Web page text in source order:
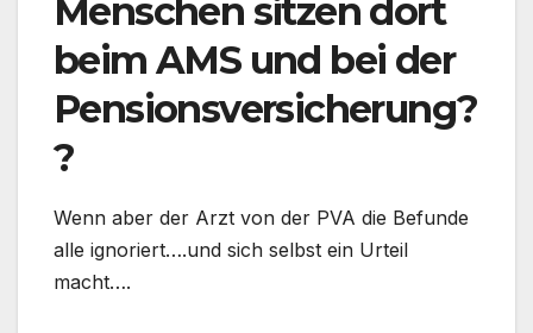
Menschen sitzen dort
beim AMS und bei der
Pensionsversicherung?
?
Wenn aber der Arzt von der PVA die Befunde
alle ignoriert….und sich selbst ein Urteil
macht….